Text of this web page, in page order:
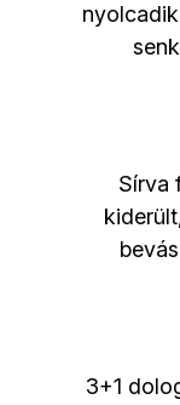
Sírva
3+1